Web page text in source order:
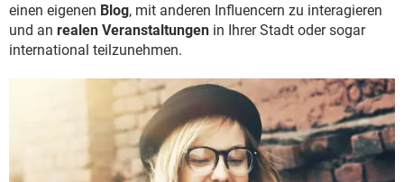
einen eigenen Blog, mit anderen Influencern zu interagieren
und an realen Veranstaltungen in Ihrer Stadt oder sogar
international teilzunehmen.